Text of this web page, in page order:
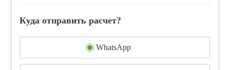
Куда отправить расчет?
WhatsApp